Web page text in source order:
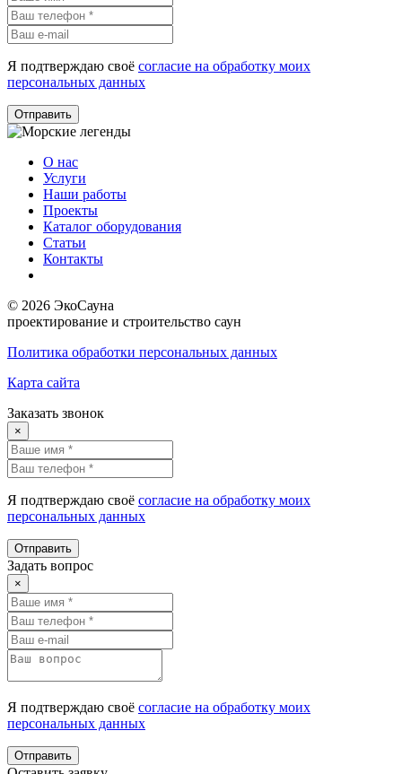
Я подтверждаю своё согласие на обработку моих
персональных данных
Отправить
О нас
Услуги
Наши работы
Проекты
Каталог оборудования
Статьи
Контакты
© 2026 ЭкоСауна
проектирование и строительство саун
Политика обработки персональных данных
Карта сайта
Заказать звонок
×
Я подтверждаю своё согласие на обработку моих
персональных данных
Отправить
Задать вопрос
×
Я подтверждаю своё согласие на обработку моих
персональных данных
Отправить